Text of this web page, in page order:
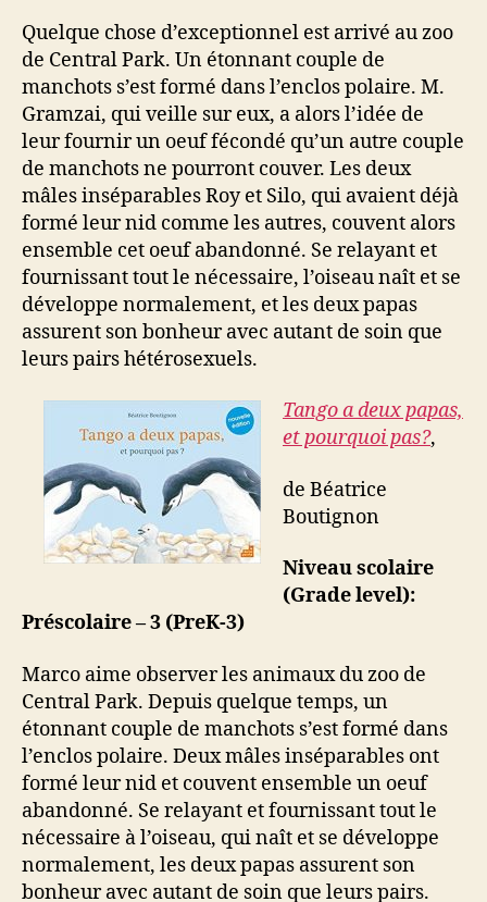
Quelque chose d’exceptionnel est arrivé au zoo
de Central Park. Un étonnant couple de
manchots s’est formé dans l’enclos polaire. M.
Gramzai, qui veille sur eux, a alors l’idée de
leur fournir un oeuf fécondé qu’un autre couple
de manchots ne pourront couver. Les deux
mâles inséparables Roy et Silo, qui avaient déjà
formé leur nid comme les autres, couvent alors
ensemble cet oeuf abandonné. Se relayant et
fournissant tout le nécessaire, l’oiseau naît et se
développe normalement, et les deux papas
assurent son bonheur avec autant de soin que
leurs pairs hétérosexuels.
Tango a deux papas,
et pourquoi pas?,
de Béatrice
Boutignon
Niveau scolaire
(Grade level):
Préscolaire – 3 (PreK-3)
Marco aime observer les animaux du zoo de
Central Park. Depuis quelque temps, un
étonnant couple de manchots s’est formé dans
l’enclos polaire. Deux mâles inséparables ont
formé leur nid et couvent ensemble un oeuf
abandonné. Se relayant et fournissant tout le
nécessaire à l’oiseau, qui naît et se développe
normalement, les deux papas assurent son
bonheur avec autant de soin que leurs pairs.